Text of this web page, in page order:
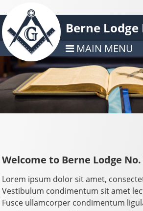
Berne Lodge
MAIN MENU
Welcome to Berne Lodge No.
Lorem ipsum dolor sit amet,
Vestibulum condimentum sit amet
Fusce ullamcorper condimentum